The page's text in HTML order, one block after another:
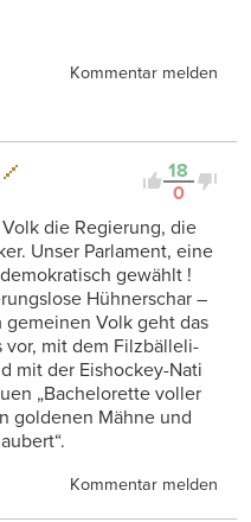
Kommentar melden
18
0
die Regierung, die
Unser Parlament, eine
gewählt !
Hühnerschar –
Volk geht das
vor, mit dem Filzbälleli-
mit der Eishockey-Nati
„Bachelorette voller
goldenen Mähne und
Kommentar melden